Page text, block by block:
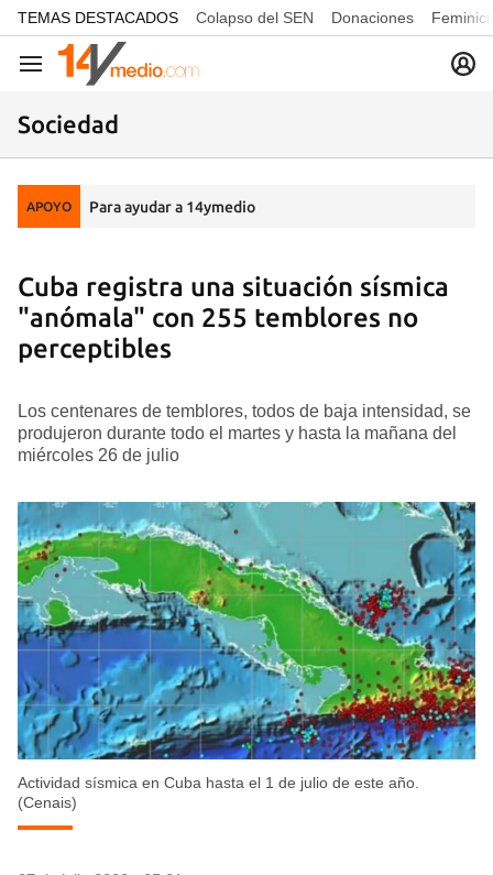
common.go-to-content
TEMAS DESTACADOS Colapso del SEN Donaciones
Navegación
Sociedad
APOYO Para ayudar a 14ymedio
Cuba registra una situación sísmica
"anómala" con 255 temblores no
perceptibles
Los centenares de temblores, todos de baja intensidad, se
produjeron durante todo el martes y hasta la mañana del
miércoles 26 de julio
Actividad sísmica en Cuba hasta el 1 de julio de este año.
(Cenais)